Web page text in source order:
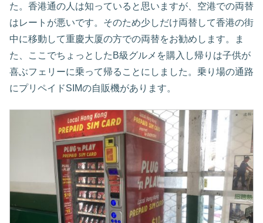
た。香港通の人は知っていると思いますが、空港での両替
はレートが悪いです。そのため少しだけ両替して香港の街
中に移動して重慶大厦の方での両替をお勧めします。ま
た、ここでちょっとしたB級グルメを購入し帰りは子供が
喜ぶフェリーに乗って帰ることにしました。乗り場の通路
にプリペイドSIMの自販機があります。